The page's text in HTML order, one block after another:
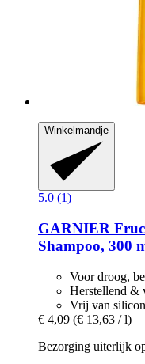
Winkelmandje
5.0 (1)
GARNIER
Shampoo, 300
Voor droog,
Herstellend &
Vrij van
€ 4,09 (€ 13,63 / l)
Bezorging uiterlijk